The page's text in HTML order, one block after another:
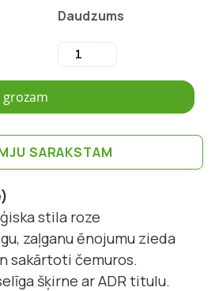
Daudzums
SARAKSTAM
stila roze
zaļganu ēnojumu zieda
sakārtoti čemuros.
šķirne ar ADR titulu.